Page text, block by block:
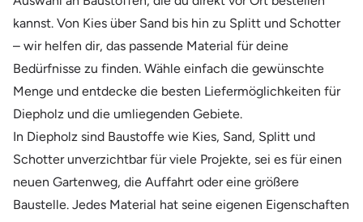
kannst. Von Kies über Sand bis hin zu Splitt und Schotter
– wir helfen dir, das passende Material für deine
Bedürfnisse zu finden. Wähle einfach die gewünschte
Menge und entdecke die besten Liefermöglichkeiten für
Diepholz und die umliegenden Gebiete.
In Diepholz sind Baustoffe wie Kies, Sand, Splitt und
Schotter unverzichtbar für viele Projekte, sei es für einen
neuen Gartenweg, die Auffahrt oder eine größere
Baustelle. Jedes Material hat seine eigenen Eigenschaften